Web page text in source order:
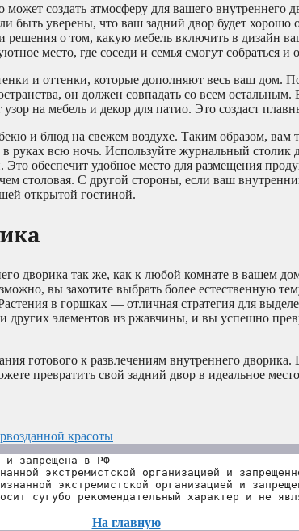
создать атмосферу для вашего внутреннего
быть уверены, что ваш задний двор будет хорошо
о том, какую мебель включить в дизайн
место, где соседи и семья смогут собраться и
и оттенки, которые дополняют весь ваш дом.
он должен совпадать со всем
на мебель и декор для патио. Это создаст
и блюд на свежем воздухе. Таким образом, вам
руках всю ночь. Используйте журнальный столик
обеспечит удобное место для размещения
столовая. С другой стороны, если ваш
открытой гостиной.
дворика так же, как к любой комнате в вашем
вы захотите выбрать более естественную
в горшках — отличная стратегия для
других элементов из ржавчины, и вы успешно
готового к развлечениям внутреннего
превратить свой задний двор в идеальное
красоты
и запрещена в РФ
экстремистской организацией и
экстремистской организацией и
сугубо рекомендательный характер и не
На главную